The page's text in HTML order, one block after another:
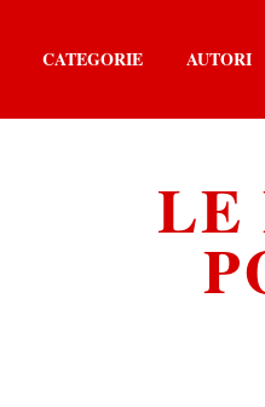
CATEGORIE AUTORI
LE